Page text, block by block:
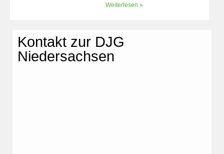
Weiterlesen »
Kontakt zur DJG
Niedersachsen